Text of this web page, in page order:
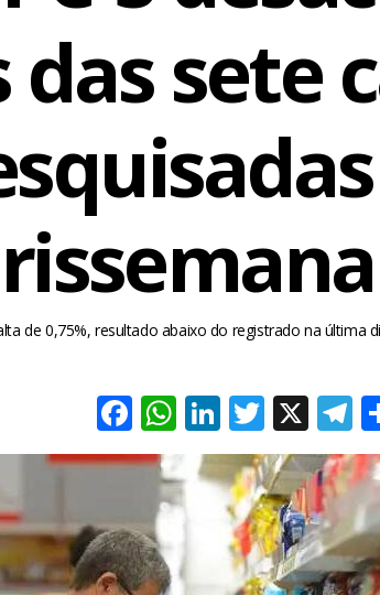
das sete
de 0,75%, resultado abaixo do registrado na última
Facebook
WhatsApp
LinkedIn
Twitter
X